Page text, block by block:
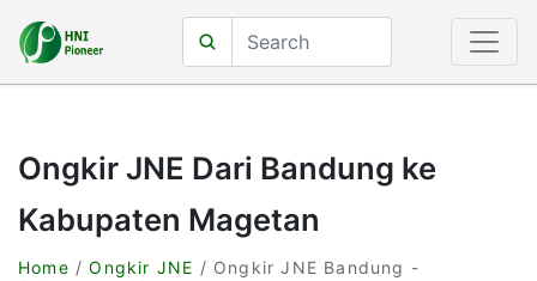
Ongkir JNE Dari Bandung ke
Kabupaten Magetan
Home /Ongkir JNE / Ongkir JNE Bandung -